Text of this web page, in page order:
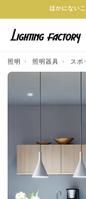
ほかにない
照明 照明器具 スポ